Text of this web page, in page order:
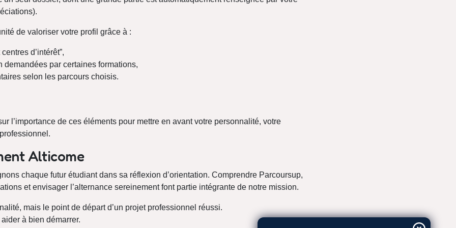
de valoriser votre profil grâce à :
d’intérêt”,
demandées par certaines formations,
selon les parcours choisis.
l’importance de ces éléments pour mettre en avant votre personnalité, votre
Alticome
chaque futur étudiant dans sa réflexion d’orientation. Comprendre Parcoursup,
et envisager l’alternance sereinement font partie intégrante de notre mission.
mais le point de départ d’un projet professionnel réussi.
à bien démarrer.